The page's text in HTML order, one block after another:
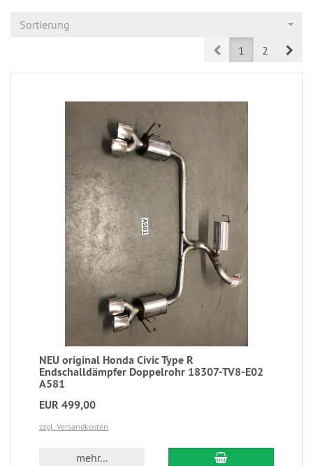
Sortierung
Prev1 2
NEU original Honda Civic Type R
Endschalldämpfer Doppelrohr 18307-TV8-E02
A581
EUR 499,00
zzgl. Versandkosten
mehr...